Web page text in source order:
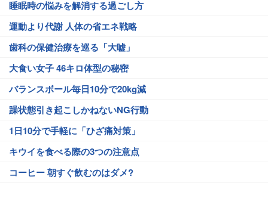
睡眠時の悩みを解消する過ごし方
運動より代謝 人体の省エネ戦略
歯科の保健治療を巡る「大嘘」
大食い女子 46キロ体型の秘密
バランスボール毎日10分で20kg減
躁状態引き起こしかねないNG行動
1日10分で手軽に「ひざ痛対策」
キウイを食べる際の3つの注意点
コーヒー 朝すぐ飲むのはダメ?